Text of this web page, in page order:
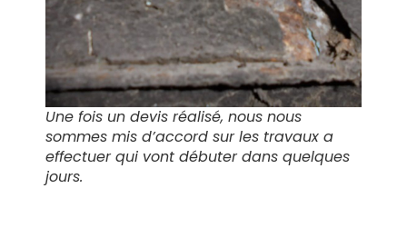
Une fois un devis réalisé, nous nous
sommes mis d’accord sur les travaux a
effectuer qui vont débuter dans quelques
jours.